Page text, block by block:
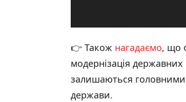
👉 Також нагадаємо, що
модернізація державних
залишаються головними
держави.